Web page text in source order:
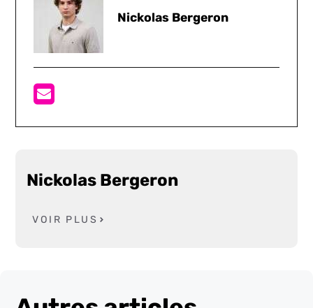
Nickolas Bergeron
Nickolas Bergeron
VOIR PLUS